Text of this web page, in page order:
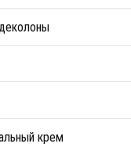
крем